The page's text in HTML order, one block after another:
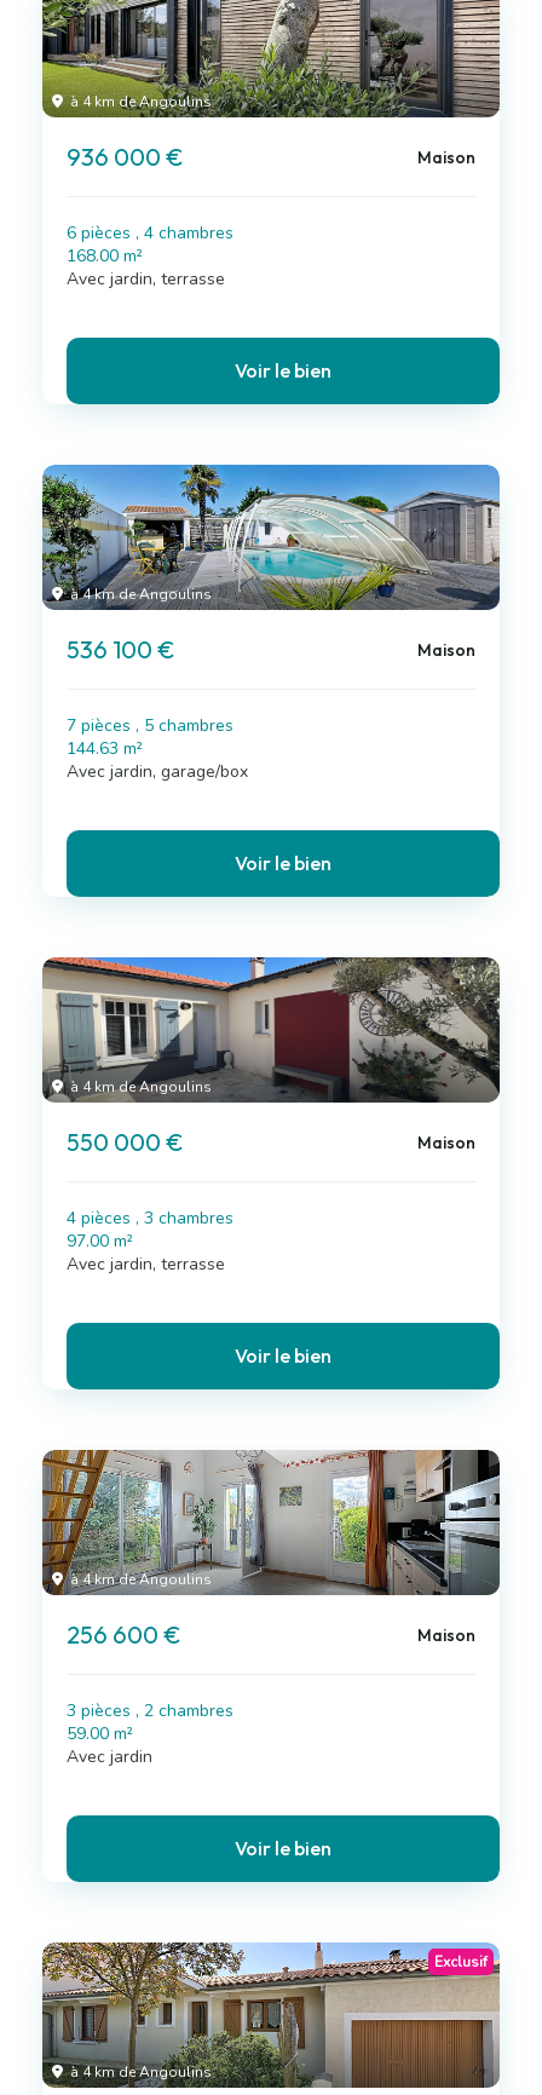
à 4 km de Angoulins
936 000 € Maison
6 pièces , 4 chambres
168.00 m²
Avec jardin, terrasse
Voir le bien
à 4 km de Angoulins
536 100 € Maison
7 pièces , 5 chambres
144.63 m²
Avec jardin, garage/box
Voir le bien
à 4 km de Angoulins
550 000 € Maison
4 pièces , 3 chambres
97.00 m²
Avec jardin, terrasse
Voir le bien
à 4 km de Angoulins
256 600 € Maison
3 pièces , 2 chambres
59.00 m²
Avec jardin
Voir le bien
à 4 km de Angoulins
Exclusif